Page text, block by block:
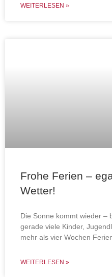
WEITERLESEN »
Frohe Ferien –
Wetter!
Die Sonne kommt wieder –
gerade viele Kinder,
mehr als vier Wochen
WEITERLESEN »